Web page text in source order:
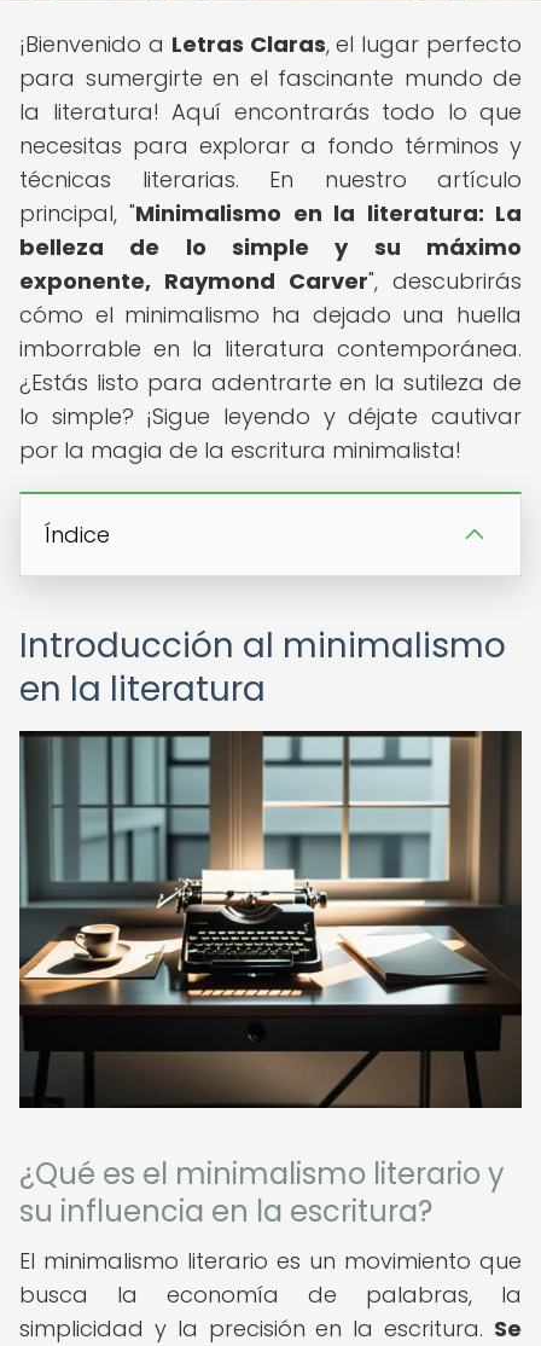
¡Bienvenido a Letras Claras, el lugar perfecto
para sumergirte en el fascinante mundo de
la literatura! Aquí encontrarás todo lo que
necesitas para explorar a fondo términos y
técnicas literarias. En nuestro artículo
principal, "Minimalismo en la literatura: La
belleza de lo simple y su máximo
exponente, Raymond Carver", descubrirás
cómo el minimalismo ha dejado una huella
imborrable en la literatura contemporánea.
¿Estás listo para adentrarte en la sutileza de
lo simple? ¡Sigue leyendo y déjate cautivar
por la magia de la escritura minimalista!
Índice
Introducción al minimalismo
en la literatura
¿Qué es el minimalismo literario y
su influencia en la escritura?
El minimalismo literario es un movimiento que
busca la economía de palabras, la
simplicidad y la precisión en la escritura. Se